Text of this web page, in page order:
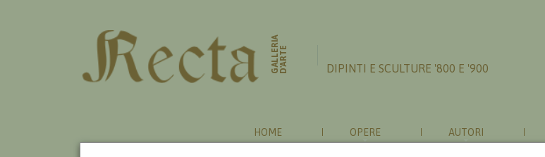
GALLERIAD'ARTE DIPINTI E SCULTURE '800 E '900
HOME OPERE AUTORI